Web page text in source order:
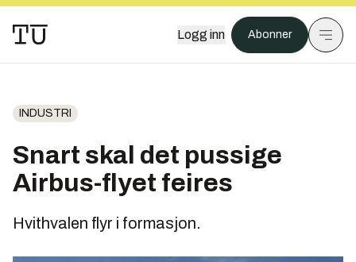
Logg inn Abonner
INDUSTRI
Snart skal det pussige
Airbus-flyet feires
Hvithvalen flyr i formasjon.